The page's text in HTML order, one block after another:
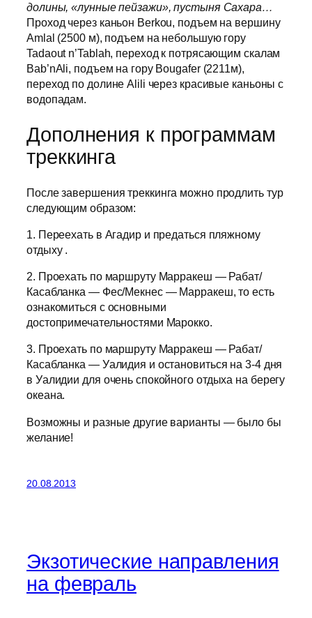
долины, «лунные пейзажи», пустыня Сахара…
Проход через каньон Berkou, подъем на вершину
Amlal (2500 м), подъем на небольшую гору
Tadaout n’Tablah, переход к потрясающим скалам
Bab’nAli, подъем на гору Bougafer (2211м),
переход по долине Alili через красивые каньоны с
водопадам.
Дополнения к программам
треккинга
После завершения треккинга можно продлить тур
следующим образом:
1. Переехать в Агадир и предаться пляжному
отдыху .
2. Проехать по маршруту Марракеш — Рабат/
Касабланка — Фес/Мекнес — Марракеш, то есть
ознакомиться с основными
достопримечательностями Марокко.
3. Проехать по маршруту Марракеш — Рабат/
Касабланка — Уалидия и остановиться на 3-4 дня
в Уалидии для очень спокойного отдыха на берегу
океана.
Возможны и разные другие варианты — было бы
желание!
20.08.2013
Экзотические направления
на февраль